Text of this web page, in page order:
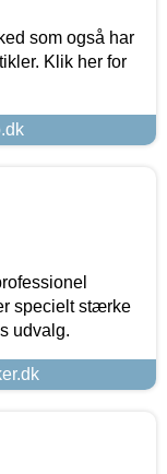
som også har
Klik her for
specielt stærke
udvalg.